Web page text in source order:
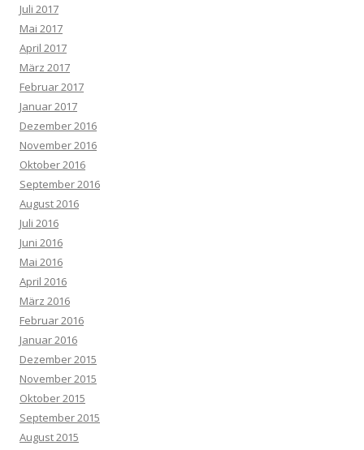
Juli 2017
Mai 2017
April 2017
März 2017
Februar 2017
Januar 2017
Dezember 2016
November 2016
Oktober 2016
September 2016
August 2016
Juli 2016
Juni 2016
Mai 2016
April 2016
März 2016
Februar 2016
Januar 2016
Dezember 2015
November 2015
Oktober 2015
September 2015
August 2015